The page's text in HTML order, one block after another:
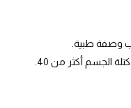
وصفة طبية.
الجسم أكثر من 40.